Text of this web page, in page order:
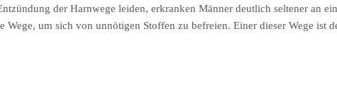
der Harnwege leiden, erkranken Männer deutlich seltener an
um sich von unnötigen Stoffen zu befreien. Einer dieser Wege ist